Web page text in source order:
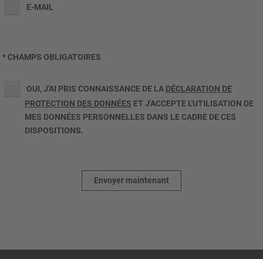
E-MAIL
* CHAMPS OBLIGATOIRES
OUI, J'AI PRIS CONNAISSANCE DE LA DÉCLARATION DE
PROTECTION DES DONNÉES ET J'ACCEPTE L'UTILISATION DE
MES DONNÉES PERSONNELLES DANS LE CADRE DE CES
DISPOSITIONS.
Envoyer maintenant